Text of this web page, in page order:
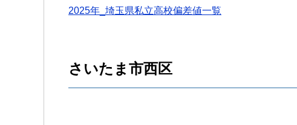
2025年_埼玉県私立高校偏差値一覧
さいたま市西区